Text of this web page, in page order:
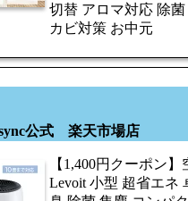
切替 アロマ対応 除
カビ対策 お中元
公式 楽天市場店
【1,400円クーポン
Levoit 小型 超省エネ